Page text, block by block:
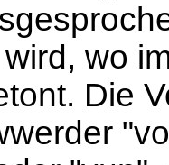
wo
Die